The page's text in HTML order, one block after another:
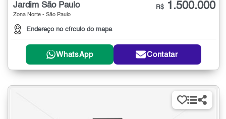
Jardim São Paulo
Zona Norte - São Paulo
Endereço no círculo do mapa
R$ 1.500.000
WhatsApp Contatar